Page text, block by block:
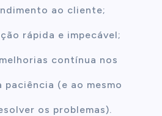
ao cliente;
rápida e impecável;
contínua nos
paciência (e ao mesmo
os problemas).